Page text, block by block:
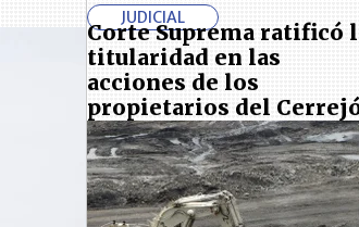
JUDICIAL
Corte Suprema ratificó
titularidad en las
acciones de los
propietarios del